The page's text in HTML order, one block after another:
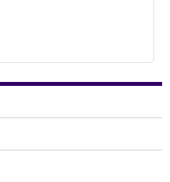
of Democratic